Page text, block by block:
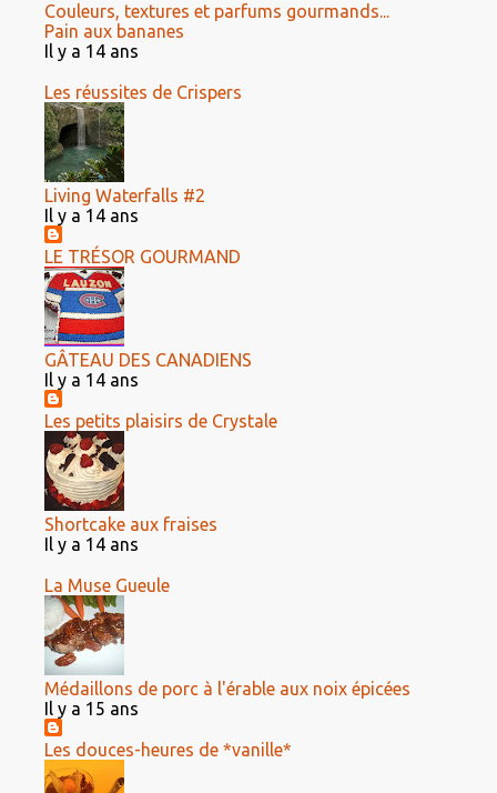
Couleurs, textures et parfums gourmands...
Pain aux bananes
Il y a 14 ans
Les réussites de Crispers
Living Waterfalls #2
Il y a 14 ans
LE TRÉSOR GOURMAND
GÂTEAU DES CANADIENS
Il y a 14 ans
Les petits plaisirs de Crystale
Shortcake aux fraises
Il y a 14 ans
La Muse Gueule
Médaillons de porc à l'érable aux noix épicées
Il y a 15 ans
Les douces-heures de *vanille*